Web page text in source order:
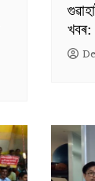
খবৰ: